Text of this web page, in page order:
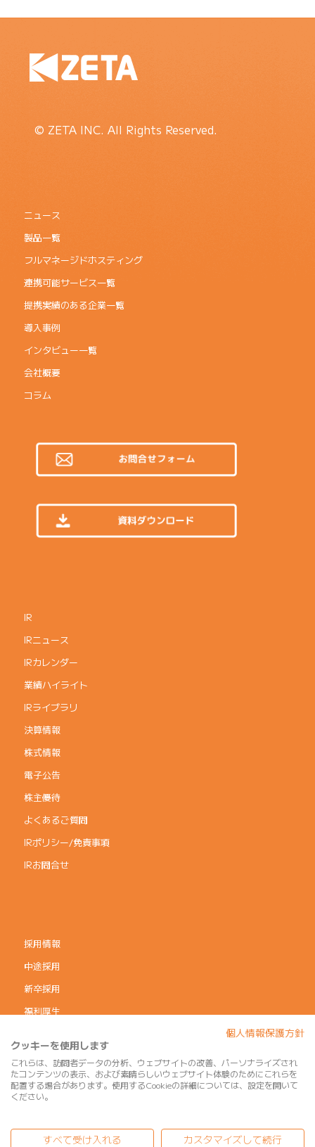
© ZETA INC. All Rights Reserved.
ニュース
製品一覧
フルマネージドホスティング
連携可能サービス一覧
提携実績のある企業一覧
導入事例
インタビュー一覧
会社概要
コラム
IR
IRニュース
IRカレンダー
業績ハイライト
IRライブラリ
決算情報
株式情報
電子公告
株主優待
よくあるご質問
IRポリシー/免責事項
IRお問合せ
採用情報
中途採用
新卒採用
福利厚生
個人情報保護方針
利用規約
サイトマップ
個人情報保護方針
クッキーを使用します
これらは、訪問者データの分析、ウェブサイトの改善、パーソナライズされ
たコンテンツの表示、および素晴らしいウェブサイト体験のためにこれらを
配置する場合があります。使用するCookieの詳細については、設定を開いて
ください。
すべて受け入れる カスタマイズして続行